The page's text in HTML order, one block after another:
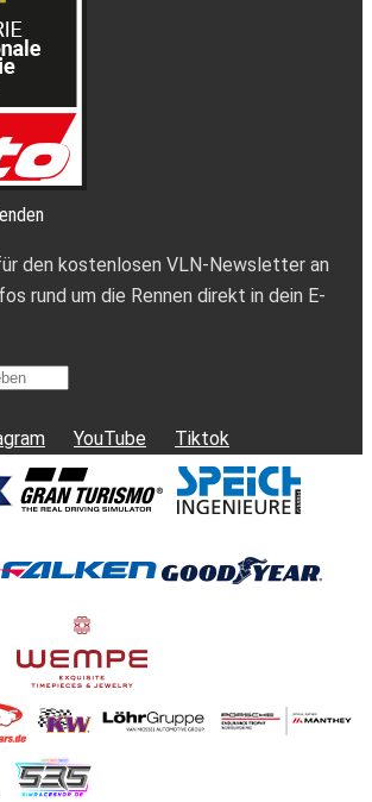
den kostenlosen VLN-Newsletter an
rund um die Rennen direkt in dein E-
YouTube Tiktok